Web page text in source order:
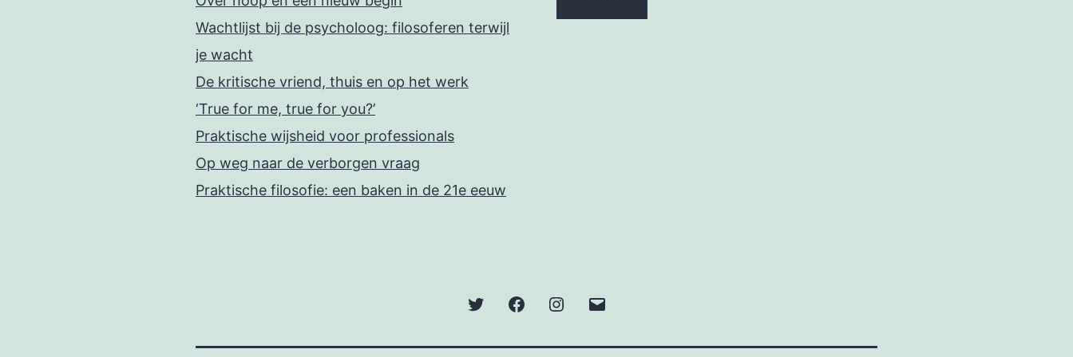
Wachtlijst bij de psycholoog: filosoferen terwijl
je wacht
De kritische vriend, thuis en op het werk
‘True for me, true for you?’
Praktische wijsheid voor professionals
Op weg naar de verborgen vraag
Praktische filosofie: een baken in de 21e eeuw
Twitter FacebookInstagram